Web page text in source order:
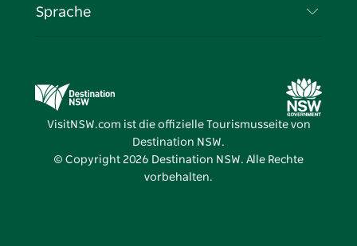
Veranstaltungen
Unternehmen in NSW
Destination NSW Medienzentrum
Vivid Sydney
Sprache
VisitNSW.com ist die offizielle Tourismusseite von
Destination NSW.
© Copyright 2026 Destination NSW. Alle Rechte
vorbehalten.